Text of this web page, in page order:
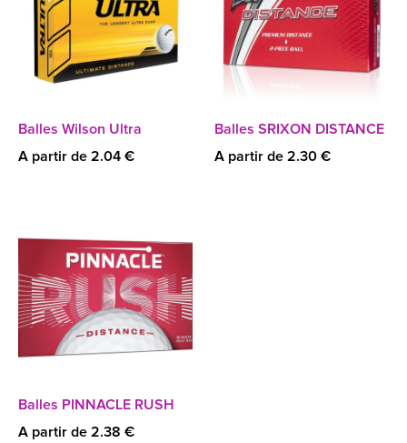
Balles Wilson Ultra
A partir de 2.04 €
Balles SRIXON DISTANCE
A partir de 2.30 €
Balles PINNACLE RUSH
A partir de 2.38 €